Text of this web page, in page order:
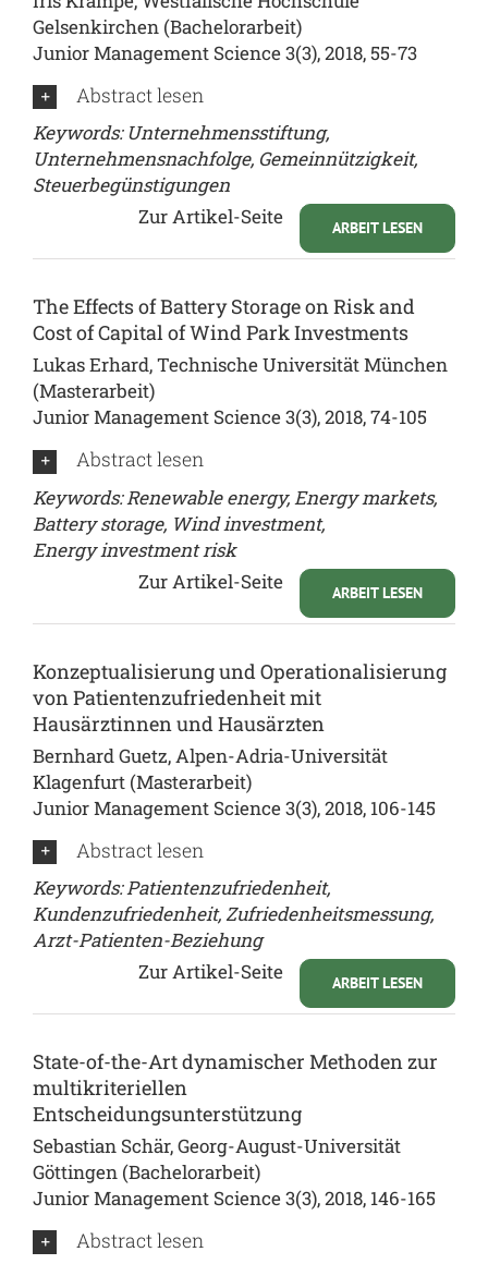
Gelsenkirchen (Bachelorarbeit)
Junior Management Science 3(3), 2018, 55-73
Abstract lesen
Keywords: Unternehmensstiftung,
Unternehmensnachfolge, Gemeinnützigkeit,
Steuerbegünstigungen
ARBEIT LESEN
Zur Artikel-Seite
The Effects of Battery Storage on Risk and
Cost of Capital of Wind Park Investments
Lukas Erhard, Technische Universität München
(Masterarbeit)
Junior Management Science 3(3), 2018, 74-105
Abstract lesen
Keywords: Renewable energy, Energy markets,
Battery storage, Wind investment,
Energy investment risk
ARBEIT LESEN
Zur Artikel-Seite
Konzeptualisierung und Operationalisierung
von Patientenzufriedenheit mit
Hausärztinnen und Hausärzten
Bernhard Guetz, Alpen-Adria-Universität
Klagenfurt (Masterarbeit)
Junior Management Science 3(3), 2018, 106-145
Abstract lesen
Keywords: Patientenzufriedenheit,
Kundenzufriedenheit, Zufriedenheitsmessung,
Arzt-Patienten-Beziehung
ARBEIT LESEN
Zur Artikel-Seite
State-of-the-Art dynamischer Methoden zur
multikriteriellen
Entscheidungsunterstützung
Sebastian Schär, Georg-August-Universität
Göttingen (Bachelorarbeit)
Junior Management Science 3(3), 2018, 146-165
Abstract lesen